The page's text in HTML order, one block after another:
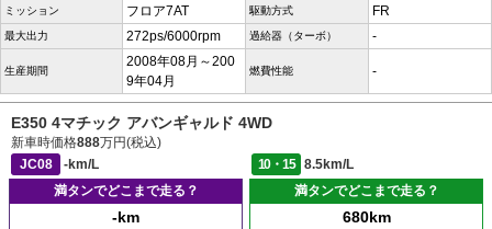
ミッション フロア7AT 駆動方式 FR
最大出力 272ps/6000rpm 過給器（ターボ） -
生産期間
2008年08月～200
9年04月
燃費性能 -
E350 4マチック アバンギャルド 4WD
新車時価格888万円(税込)
JC08
-km/L 10・15
8.5km/L
満タンでどこまで走る？
-km
満タンでどこまで走る？
680km